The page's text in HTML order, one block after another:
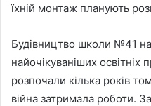
їхній монтаж планують
Будівництво школи №41
найочікуваніших освітніх
розпочали кілька років
війна затримала роботи.